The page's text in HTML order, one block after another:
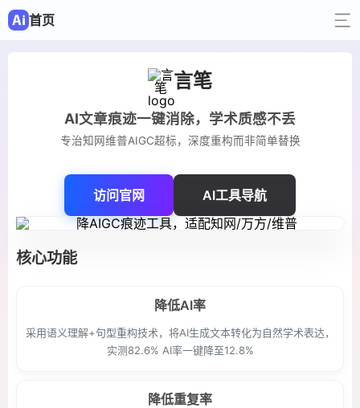
首页
言笔
AI文章痕迹一键消除，学术质感不丢
专治知网维普AIGC超标，深度重构而非简单替换
访问官网 AI工具导航
核心功能
降低AI率
采用语义理解+句型重构技术，将AI生成文本转化为自然学术表达，
实测82.6% AI率一键降至12.8%
降低重复率